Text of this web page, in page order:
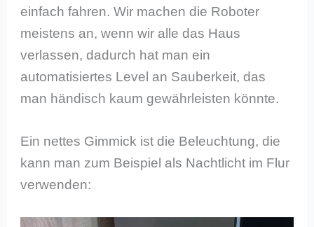
einfach fahren. Wir machen die Roboter
meistens an, wenn wir alle das Haus
verlassen, dadurch hat man ein
automatisiertes Level an Sauberkeit, das
man händisch kaum gewährleisten könnte.
Ein nettes Gimmick ist die Beleuchtung, die
kann man zum Beispiel als Nachtlicht im Flur
verwenden: